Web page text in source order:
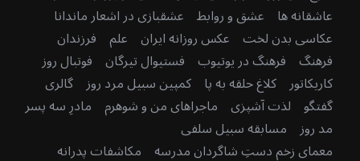
عاشقانه ها عشق و روابط عشقبازی در اشعار ماندانا
عکاسی بدن لخت عکس روزانه ایران علم فرزندان
فرهنگ فرهنگ در یوتیوب فستیوال تیرگان فوتبال روز
کاریکاتور کلاغ حلقه به پا کمپین سبیل مرد روز گالری
گفتگو لذت آشپزی ماجراهای من و شوهرم مادرِ سه پسر
مد روز مسابقه سبیل سلفی
معمای زخم دستِ شاگردان مدرسه مکاشفات پدرانه